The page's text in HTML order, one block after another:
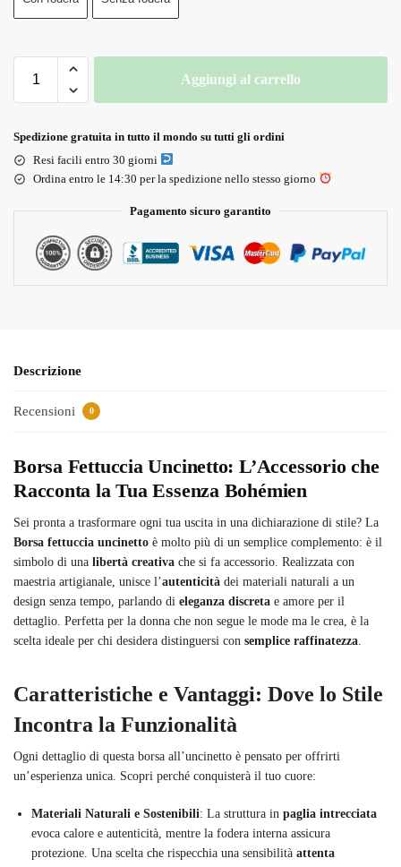
Aggiungi al carrello
Spedizione gratuita in tutto il mondo su tutti gli ordini
Resi facili entro 30 giorni
Ordina entro le 14:30 per la spedizione nello stesso giorno
Pagamento sicuro garantito
Descrizione
Recensioni 0
Borsa Fettuccia Uncinetto: L’Accessorio che
Racconta la Tua Essenza Bohémien
Sei pronta a trasformare ogni tua uscita in una dichiarazione di stile? La
Borsa fettuccia uncinetto è molto più di un semplice complemento: è il
simbolo di una libertà creativa che si fa accessorio. Realizzata con
maestria artigianale, unisce l’autenticità dei materiali naturali a un
design senza tempo, parlando di eleganza discreta e amore per il
dettaglio. Perfetta per la donna che non segue le mode ma le crea, è la
scelta ideale per chi desidera distinguersi con semplice raffinatezza.
Caratteristiche e Vantaggi: Dove lo Stile
Incontra la Funzionalità
Ogni dettaglio di questa borsa all’uncinetto è pensato per offrirti
un’esperienza unica. Scopri perché conquisterà il tuo cuore:
Materiali Naturali e Sostenibili: La struttura in paglia intrecciata
evoca calore e autenticità, mentre la fodera interna assicura
protezione. Una scelta che rispecchia una sensibilità attenta